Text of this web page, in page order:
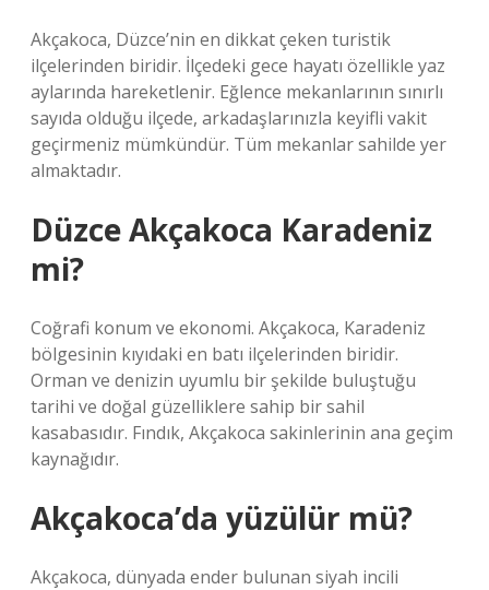
Akçakoca, Düzce’nin en dikkat çeken turistik
ilçelerinden biridir. İlçedeki gece hayatı özellikle yaz
aylarında hareketlenir. Eğlence mekanlarının sınırlı
sayıda olduğu ilçede, arkadaşlarınızla keyifli vakit
geçirmeniz mümkündür. Tüm mekanlar sahilde yer
almaktadır.
Düzce Akçakoca Karadeniz
mi?
Coğrafi konum ve ekonomi. Akçakoca, Karadeniz
bölgesinin kıyıdaki en batı ilçelerinden biridir.
Orman ve denizin uyumlu bir şekilde buluştuğu
tarihi ve doğal güzelliklere sahip bir sahil
kasabasıdır. Fındık, Akçakoca sakinlerinin ana geçim
kaynağıdır.
Akçakoca’da yüzülür mü?
Akçakoca, dünyada ender bulunan siyah incili